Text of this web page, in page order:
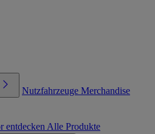
Nutzfahrzeuge Merchandise
entdecken Alle Produkte